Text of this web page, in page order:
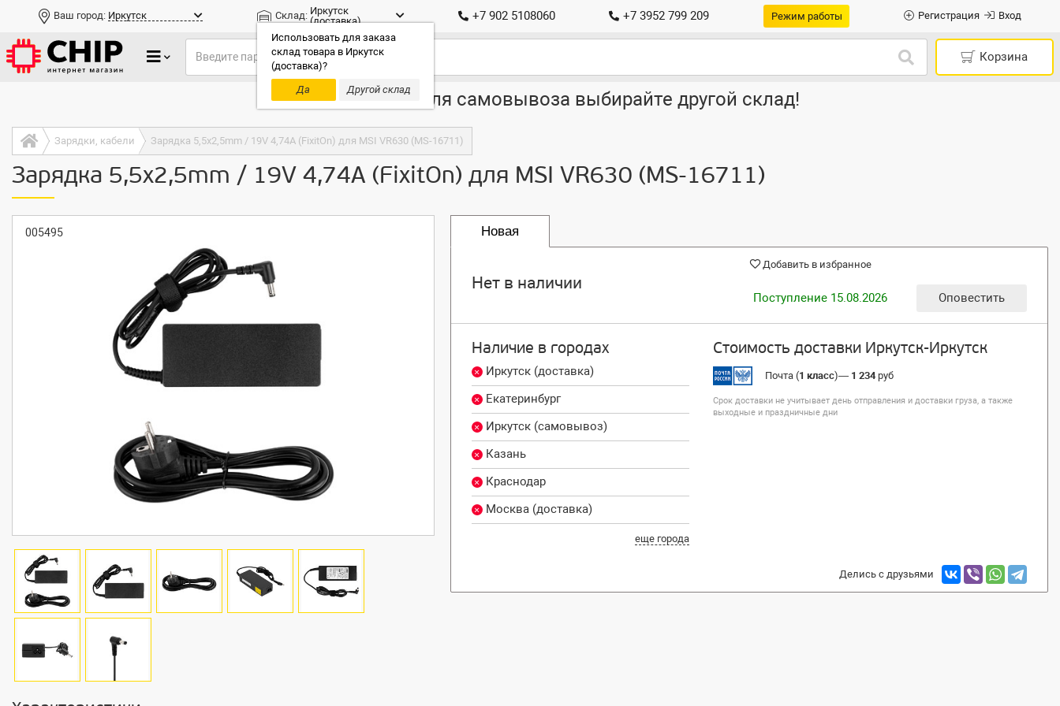
Ваш город: Иркутск Склад: Иркутск
(доставка)
Использовать для заказа
склад товара в Иркутск
(доставка)?
Да
Другой склад
+7 902 5108060 +7 3952 799 209 Режим работы Регистрация Вход
Корзина
Только доставка, для самовывоза выбирайте другой склад!
Зарядки, кабели Зарядка 5,5x2,5mm / 19V 4,74A (FixitOn) для MSI VR630 (MS-16711)
Зарядка 5,5x2,5mm / 19V 4,74A (FixitOn) для MSI VR630 (MS-16711)
005495 Новая
Нет в наличии
Добавить в избранное
Поступление 15.08.2026 Оповестить
Наличие в городах
Иркутск (доставка)
Екатеринбург
Иркутск (самовывоз)
Казань
Краснодар
Москва (доставка)
еще города
Стоимость доставки Иркутск-Иркутск
Почта (1 класс)— 1 234руб
Срок доставки не учитывает день отправления и доставки груза, а также
выходные и праздничные дни
Делись с друзьями